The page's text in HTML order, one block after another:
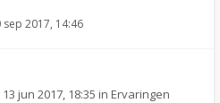
sep 2017, 14:46
13 jun 2017, 18:35 in Ervaringen